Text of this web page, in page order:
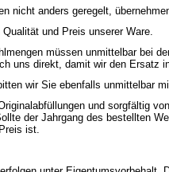
nicht anders geregelt,
und Preis unserer Ware.
müssen unmittelbar bei
uns direkt, damit wir den Ersatz
wir Sie ebenfalls unmittelbar
und sorgfältig
der Jahrgang des bestellten
ist.